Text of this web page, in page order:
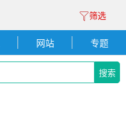
筛选
网站 专题
搜索